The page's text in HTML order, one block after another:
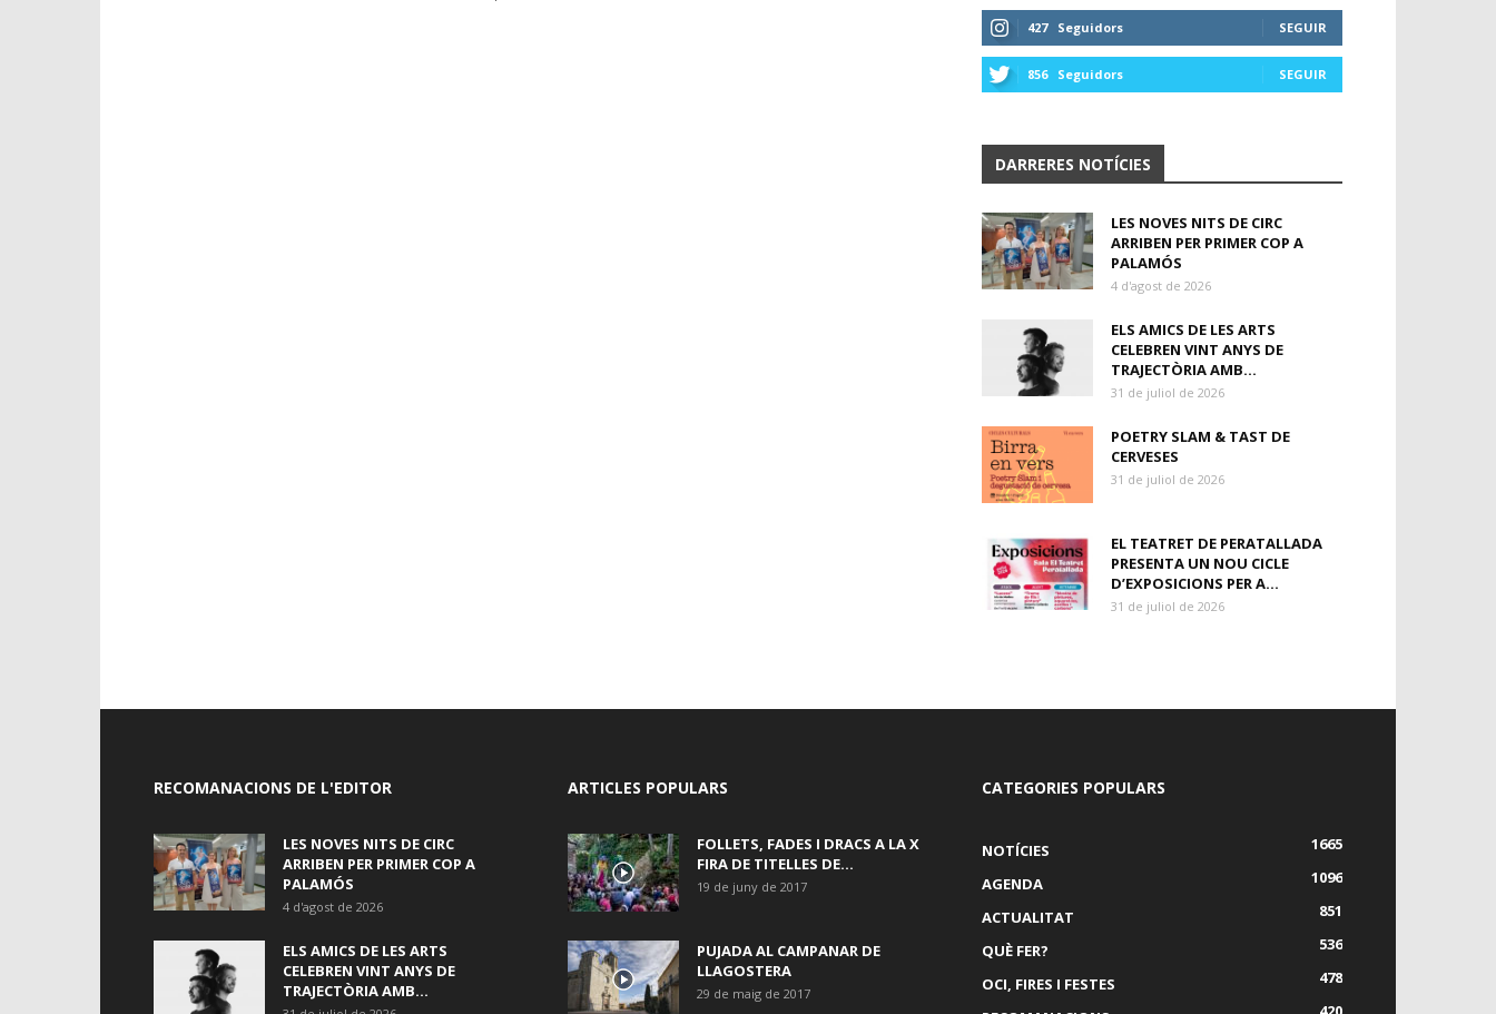
427 Seguidors SEGUIR
856 Seguidors SEGUIR
DARRERES NOTÍCIES
LES NOVES NITS DE CIRC
ARRIBEN PER PRIMER COP A
PALAMÓS
4 d'agost de 2026
ELS AMICS DE LES ARTS
CELEBREN VINT ANYS DE
TRAJECTÒRIA AMB...
31 de juliol de 2026
POETRY SLAM & TAST DE
CERVESES
31 de juliol de 2026
EL TEATRET DE PERATALLADA
PRESENTA UN NOU CICLE
D’EXPOSICIONS PER A...
31 de juliol de 2026
RECOMANACIONS DE L'EDITOR
LES NOVES NITS DE CIRC
ARRIBEN PER PRIMER COP A
PALAMÓS
4 d'agost de 2026
ELS AMICS DE LES ARTS
CELEBREN VINT ANYS DE
TRAJECTÒRIA AMB...
ARTICLES POPULARS
FOLLETS, FADES I DRACS A LA X
FIRA DE TITELLES DE...
19 de juny de 2017
PUJADA AL CAMPANAR DE
LLAGOSTERA
29 de maig de 2017
CATEGORIES POPULARS
NOTÍCIES
1665
AGENDA
1096
ACTUALITAT
851
QUÈ FER?
536
OCI, FIRES I FESTES
478